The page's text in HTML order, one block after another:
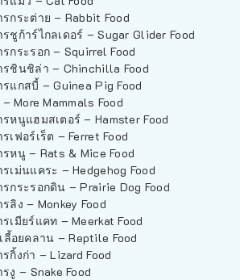
รกระต่าย – Rabbit Food
รชูก้าร์ไกลเดอร์ – Sugar Glider Food
รกระรอก – Squirrel Food
รชินชิล่า – Chinchilla Food
รแกสบี้ – Guinea Pig Food
More Mammals Food
รหนูแฮมสเตอร์ – Hamster Food
เฟอร์เร็ต – Ferret Food
รหนู – Rats & Mice Food
รเม่นแคระ – Hedgehog Food
รกระรอกดิน – Prairie Dog Food
ลิง – Monkey Food
รเมียร์แคท – Meerkat Food
ลี้อยคลาน – Reptile Food
กิ้งก่า – Lizard Food
งู – Snake Food